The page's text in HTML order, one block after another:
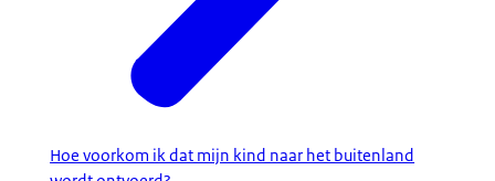
Hoe voorkom ik dat mijn kind naar het buitenland